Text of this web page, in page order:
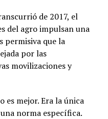
de 2017, el
del agro impulsan una
permisiva que la
por las
movilizaciones y
es mejor. Era la única
norma específica.